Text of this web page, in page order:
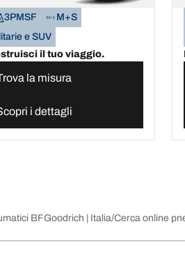
3PMSF
M+S
e SUV
il tuo viaggio.
la misura
i dettagli
BFGoodrich | Italia Cerca online